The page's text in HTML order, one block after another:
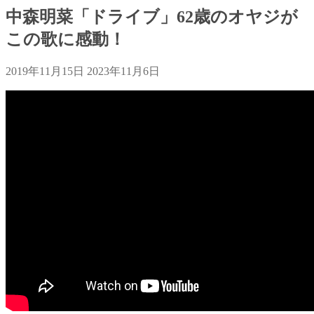
中森明菜「ドライブ」62歳のオヤジが
この歌に感動！
2019年11月15日 2023年11月6日